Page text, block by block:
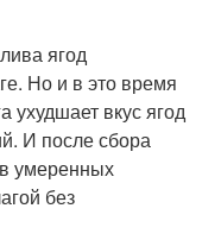
ягод
Но и в это время
ухудшает вкус ягод
И после сбора
умеренных
без